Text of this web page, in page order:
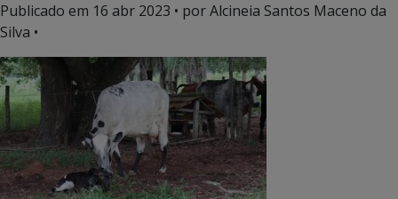
Publicado em 16 abr 2023 • por Alcineia Santos Maceno da
Silva •